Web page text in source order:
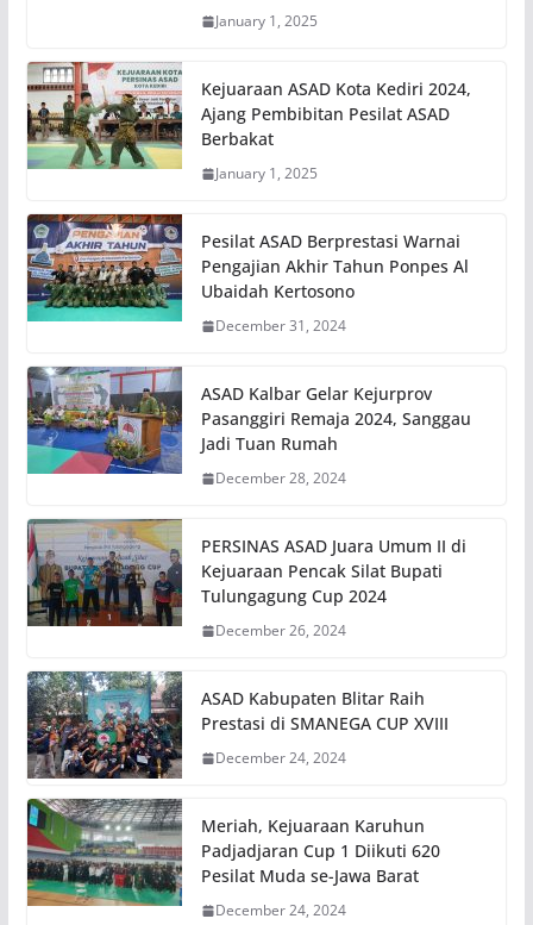
January 1, 2025
Kejuaraan ASAD Kota Kediri 2024,
Ajang Pembibitan Pesilat ASAD
Berbakat
January 1, 2025
Pesilat ASAD Berprestasi Warnai
Pengajian Akhir Tahun Ponpes Al
Ubaidah Kertosono
December 31, 2024
ASAD Kalbar Gelar Kejurprov
Pasanggiri Remaja 2024, Sanggau
Jadi Tuan Rumah
December 28, 2024
PERSINAS ASAD Juara Umum II di
Kejuaraan Pencak Silat Bupati
Tulungagung Cup 2024
December 26, 2024
ASAD Kabupaten Blitar Raih
Prestasi di SMANEGA CUP XVIII
December 24, 2024
Meriah, Kejuaraan Karuhun
Padjadjaran Cup 1 Diikuti 620
Pesilat Muda se-Jawa Barat
December 24, 2024